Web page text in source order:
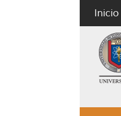
Inicio